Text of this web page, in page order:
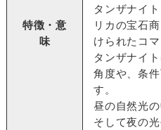
特徴・意
味
タンザナイ
リカの宝石
けられたコ
タンザナイ
角度や、条
す。
昼の自然光
そして夜の